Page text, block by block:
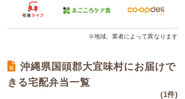
※地域、業者によって異なります
沖縄県国頭郡大宜味村にお届けで
きる宅配弁当一覧
(1件)